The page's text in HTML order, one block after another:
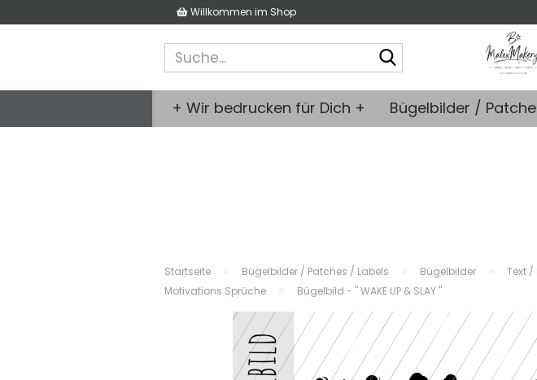
Willkommen im Shop
+ Wir bedrucken für Dich + Bügelbilder /
Startseite Bügelbilder / Patches / Labels Bügelbilder Text /
Motivations Sprüche Bügelbild - " WAKE UP & SLAY "